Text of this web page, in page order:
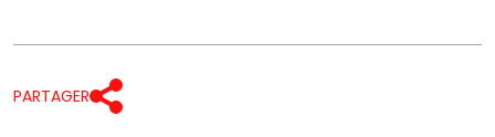
PARTAGER